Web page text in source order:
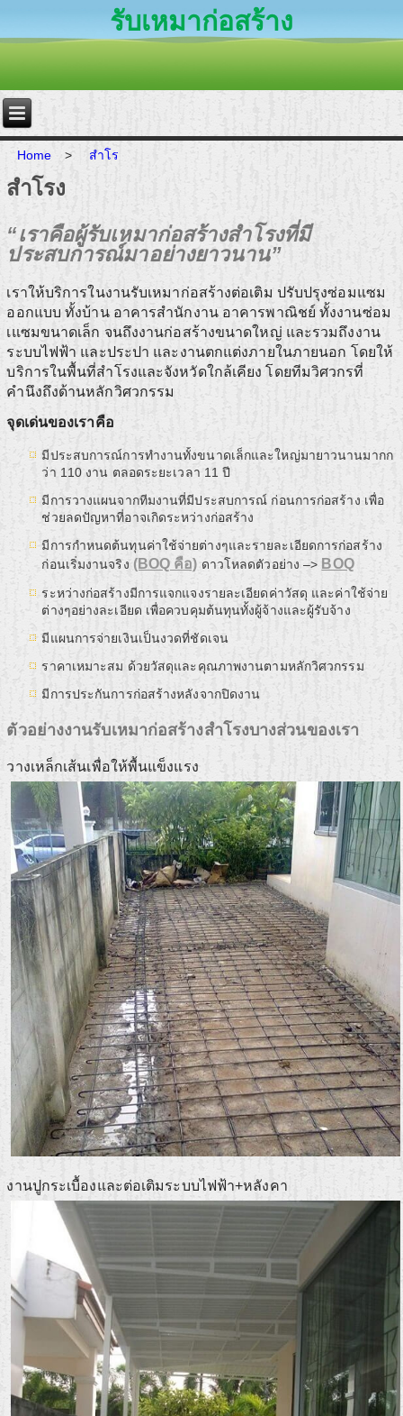
รับเหมาก่อสร้าง
Home > สำโร
สำโรง
“เราคือผู้รับเหมาก่อสร้างสำโรงที่มี
ประสบการณ์มาอย่างยาวนาน”
เราให้บริการในงานรับเหมาก่อสร้างต่อเติม ปรับปรุงซ่อมแซม
ออกแบบ ทั้งบ้าน อาคารสำนักงาน อาคารพาณิชย์ ทั้งงานซ่อม
เแซมขนาดเล็ก จนถึงงานก่อสร้างขนาดใหญ่ และรวมถึงงาน
ระบบไฟฟ้า และประปา และงานตกแต่งภายในภายนอก โดยให้
บริการในพื้นที่สำโรงและจังหวัดใกล้เคียง โดยทีมวิศวกรที่
คำนึงถึงด้านหลักวิศวกรรม
จุดเด่นของเราคือ
มีประสบการณ์การทำงานทั้งขนาดเล็กและใหญ่มายาวนานมากก
ว่า 110 งาน ตลอดระยะเวลา 11 ปี
มีการวางแผนจากทีมงานที่มีประสบการณ์ ก่อนการก่อสร้าง เพื่อ
ช่วยลดปัญหาที่อาจเกิดระหว่างก่อสร้าง
มีการกำหนดต้นทุนค่าใช้จ่ายต่างๆและรายละเอียดการก่อสร้าง
ก่อนเริ่มงานจริง (BOQ คือ) ดาวโหลดตัวอย่าง –> BOQ
ระหว่างก่อสร้างมีการแจกแจงรายละเอียดค่าวัสดุ และค่าใช้จ่าย
ต่างๆอย่างละเอียด เพื่อควบคุมต้นทุนทั้งผู้จ้างและผู้รับจ้าง
มีแผนการจ่ายเงินเป็นงวดที่ชัดเจน
ราคาเหมาะสม ด้วยวัสดุและคุณภาพงานตามหลักวิศวกรรม
มีการประกันการก่อสร้างหลังจากปิดงาน
ตัวอย่างงานรับเหมาก่อสร้างสำโรงบางส่วนของเรา
วางเหล็กเส้นเพื่อให้พื้นแข็งแรง
งานปูกระเบื้องและต่อเติมระบบไฟฟ้า+หลังคา